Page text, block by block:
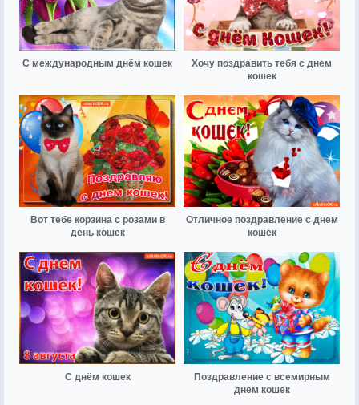
С международным днём кошек
Хочу поздравить тебя с днем
кошек
Вот тебе корзина с розами в
день кошек
Отличное поздравление с днем
кошек
С днём кошек
Поздравление с всемирным
днем кошек